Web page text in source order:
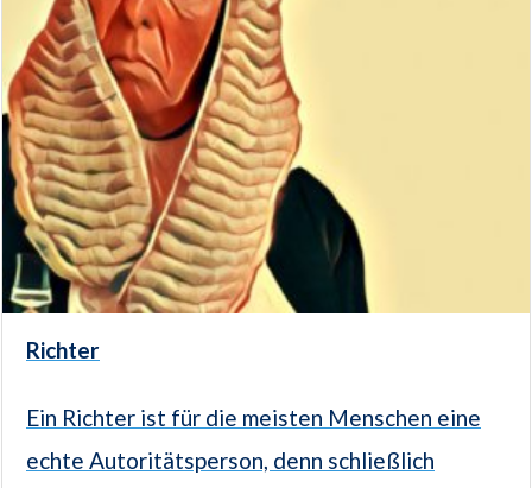
Richter
Ein Richter ist für die meisten Menschen eine
echte Autoritätsperson, denn schließlich